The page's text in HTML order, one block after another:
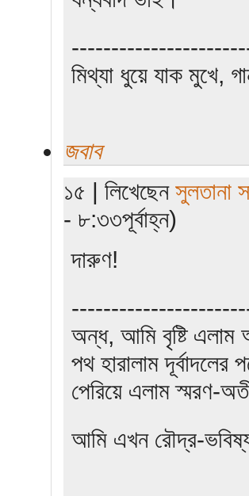
মিথ্যা ধুয়ে যাক মুখে,
জবাব
১৫ | লিখেছেন সুলতানা
- ৮:৩৩পূর্বাহ্ন)
দারুণ!
অন্ধ, আমি বৃষ্টি
পথ হারালাম দূর্বাদলের
পেরিয়ে এলাম স্মরণ-
আমি এখন রৌদ্র-